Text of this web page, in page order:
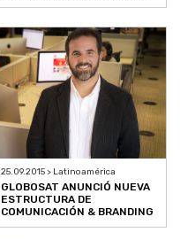
25.09.2015 > Latinoamérica
GLOBOSAT ANUNCIÓ NUEVA
ESTRUCTURA DE
COMUNICACIÓN & BRANDING